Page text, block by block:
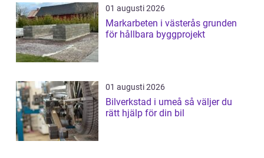
01 augusti 2026
Markarbeten i västerås grunden
för hållbara byggprojekt
01 augusti 2026
Bilverkstad i umeå så väljer du
rätt hjälp för din bil